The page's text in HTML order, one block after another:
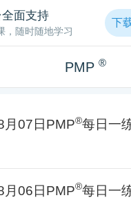
面支持
，随时随地学习
下
PMP ®
月07日PMP®每日一
月06日PMP®每日一